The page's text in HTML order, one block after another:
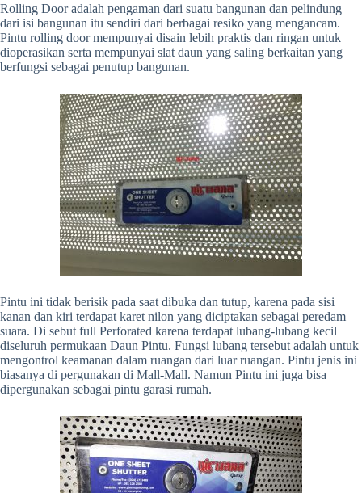
Rolling Door adalah pengaman dari suatu bangunan dan pelindung
dari isi bangunan itu sendiri dari berbagai resiko yang mengancam.
Pintu rolling door mempunyai disain lebih praktis dan ringan untuk
dioperasikan serta mempunyai slat daun yang saling berkaitan yang
berfungsi sebagai penutup bangunan.
Pintu ini tidak berisik pada saat dibuka dan tutup, karena pada sisi
kanan dan kiri terdapat karet nilon yang diciptakan sebagai peredam
suara. Di sebut full Perforated karena terdapat lubang-lubang kecil
diseluruh permukaan Daun Pintu. Fungsi lubang tersebut adalah untuk
mengontrol keamanan dalam ruangan dari luar ruangan. Pintu jenis ini
biasanya di pergunakan di Mall-Mall. Namun Pintu ini juga bisa
dipergunakan sebagai pintu garasi rumah.